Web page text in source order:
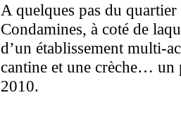
A quelques pas du
Condamines, à coté de
d’un établissement multi-
cantine et une crèche…
2010.